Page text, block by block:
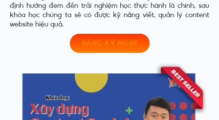
định hướng đem đến trải nghiệm học thực hành là chính, sau
khóa học chúng ta sẽ có được kỹ năng viết, quản lý content
website hiệu quả.
ĐĂNG KÝ NGAY